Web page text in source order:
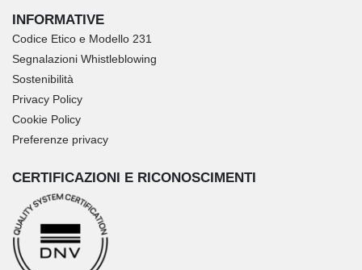
INFORMATIVE
Codice Etico e Modello 231
Segnalazioni Whistleblowing
Sostenibilità
Privacy Policy
Cookie Policy
Preferenze privacy
CERTIFICAZIONI E RICONOSCIMENTI